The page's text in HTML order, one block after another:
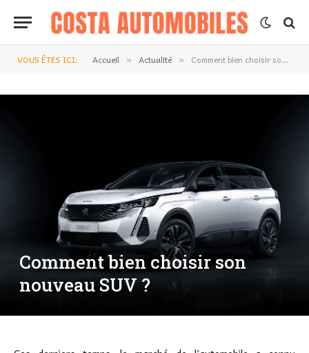
VOUS ÊTES ICI: Accueil » Actualité » Comment bien choisir son nouveau SUV ?
Comment bien choisir son
nouveau SUV ?